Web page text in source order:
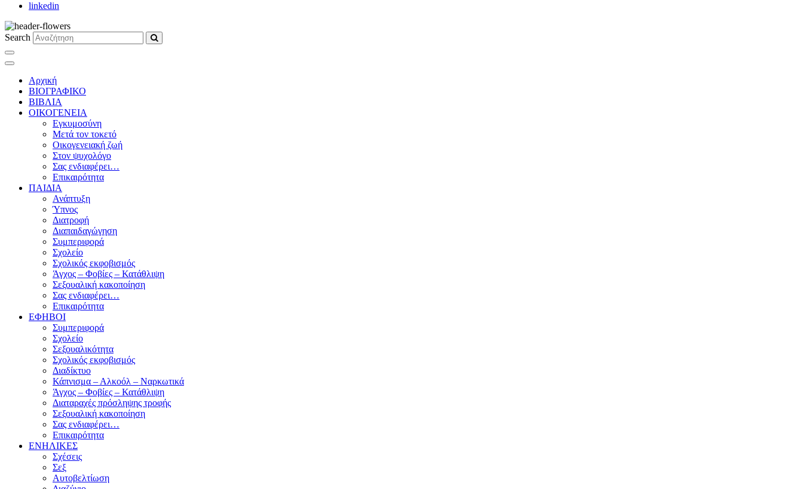
linkedin
Search
Αρχική
ΒΙΟΓΡΑΦΙΚΟ
ΒΙΒΛΙΑ
ΟΙΚΟΓΕΝΕΙΑ
Εγκυμοσύνη
Μετά τον τοκετό
Οικογενειακή ζωή
Στον ψυχολόγο
Σας ενδιαφέρει…
Επικαιρότητα
ΠΑΙΔΙΑ
Ανάπτυξη
Ύπνος
Διατροφή
Διαπαιδαγώγηση
Συμπεριφορά
Σχολείο
Σχολικός εκφοβισμός
Άγχος – Φοβίες – Κατάθλιψη
Σεξουαλική κακοποίηση
Σας ενδιαφέρει…
Επικαιρότητα
ΕΦΗΒΟΙ
Συμπεριφορά
Σχολείο
Σεξουαλικότητα
Σχολικός εκφοβισμός
Διαδίκτυο
Κάπνισμα – Αλκοόλ – Ναρκωτικά
Άγχος – Φοβίες – Κατάθλιψη
Διαταραχές πρόσληψης τροφής
Σεξουαλική κακοποίηση
Σας ενδιαφέρει…
Επικαιρότητα
ΕΝΗΛΙΚΕΣ
Σχέσεις
Σεξ
Αυτοβελτίωση